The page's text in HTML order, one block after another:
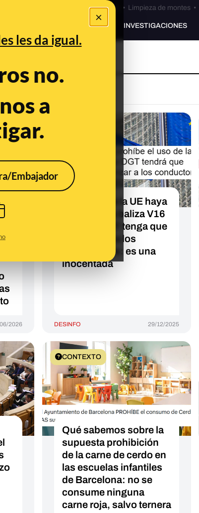
×
les da igual.
no.
a
Embajador
Bulos Ceuta • Limpieza de montes•
PREBUNKING INVESTIGACIONES
2026
Es falso que la UE haya
prohibido la baliza V16
y que la DGT tenga que
indemnizar a los
conductores: es una
inocentada
DESINFO 29/12/2025
CONTEXTO
Qué sabemos sobre la
supuesta prohibición
de la carne de cerdo en
las escuelas infantiles
de Barcelona: no se
consume ninguna
carne roja, salvo ternera